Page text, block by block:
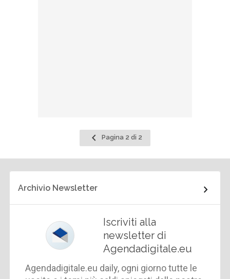
Pagina
precedente
Pagina 2 di 2
Archivio Newsletter
Iscriviti alla
newsletter di
Agendadigitale.eu
Agendadigitale.eu daily, ogni giorno tutte le